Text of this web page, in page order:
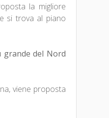
la migliore
si trova al piano
grande del Nord
viene proposta